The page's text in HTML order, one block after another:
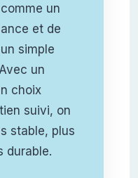
un
et de
simple
un
choix
suivi, on
stable, plus
durable.